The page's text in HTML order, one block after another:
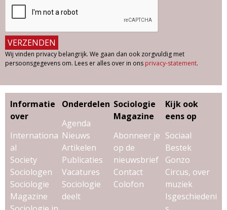
Wij vinden privacy belangrijk. We gaan dan ook zorgvuldig met
persoonsgegevens om. Lees er alles over in ons privacy-statement.
Informatie
over
Internationa
al
Society
Sociologen
Sociologie
Magazine
Onderdelen
Agenda
Nieuws
Artikelen
Publicaties
Vacatures
Sociologie
deelt
Sociologie
Magazine
Abonneer je
op de
nieuwsbrief
Contact
Colofon
Kijk ook
eens op
Sociaal
Bestek
Gonzo
Circus, over
muziek
Isgeschiedeni